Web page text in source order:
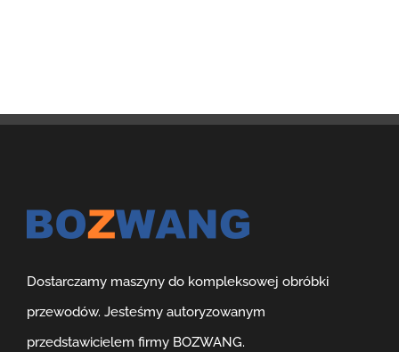
Dostarczamy maszyny do kompleksowej obróbki
przewodów. Jesteśmy autoryzowanym
przedstawicielem firmy BOZWANG.